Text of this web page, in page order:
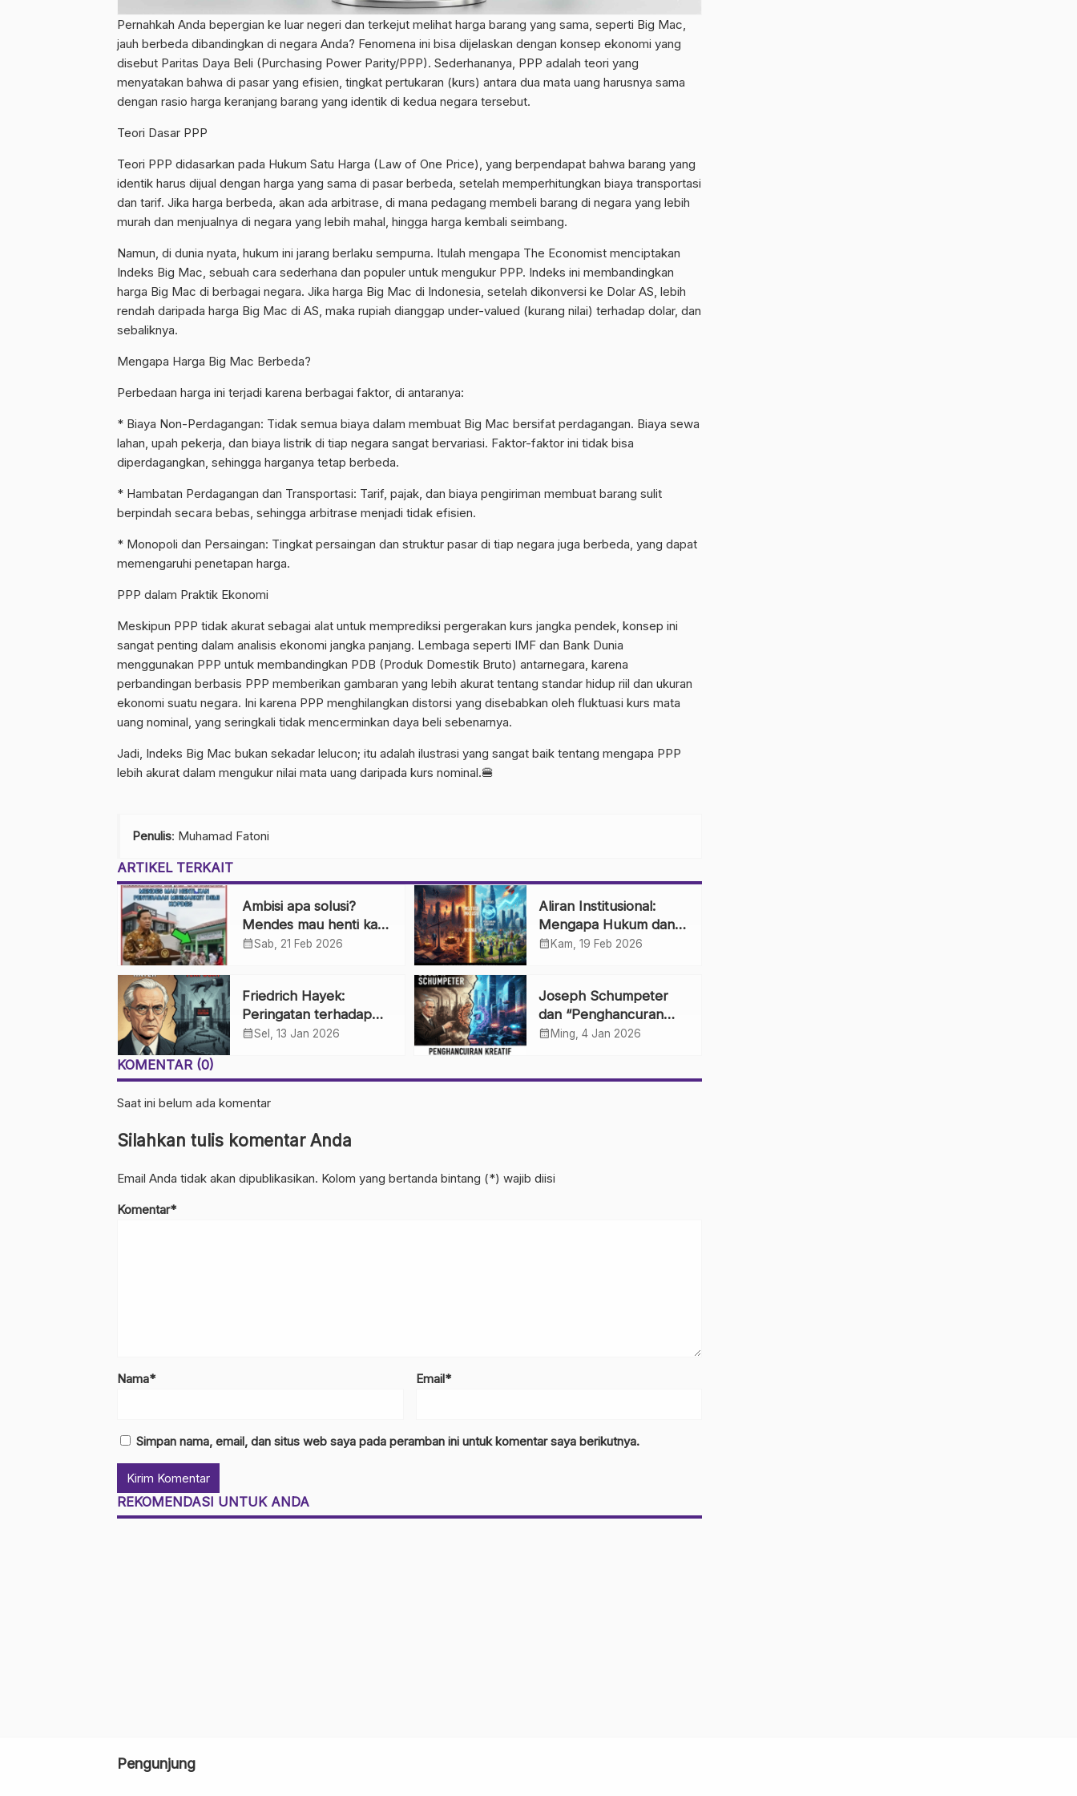
Pernahkah Anda bepergian ke luar negeri dan terkejut melihat harga barang yang sama, seperti Big Mac,
jauh berbeda dibandingkan di negara Anda? Fenomena ini bisa dijelaskan dengan konsep ekonomi yang
disebut Paritas Daya Beli (Purchasing Power Parity/PPP). Sederhananya, PPP adalah teori yang
menyatakan bahwa di pasar yang efisien, tingkat pertukaran (kurs) antara dua mata uang harusnya sama
dengan rasio harga keranjang barang yang identik di kedua negara tersebut.
Teori Dasar PPP
Teori PPP didasarkan pada Hukum Satu Harga (Law of One Price), yang berpendapat bahwa barang yang
identik harus dijual dengan harga yang sama di pasar berbeda, setelah memperhitungkan biaya transportasi
dan tarif. Jika harga berbeda, akan ada arbitrase, di mana pedagang membeli barang di negara yang lebih
murah dan menjualnya di negara yang lebih mahal, hingga harga kembali seimbang.
Namun, di dunia nyata, hukum ini jarang berlaku sempurna. Itulah mengapa The Economist menciptakan
Indeks Big Mac, sebuah cara sederhana dan populer untuk mengukur PPP. Indeks ini membandingkan
harga Big Mac di berbagai negara. Jika harga Big Mac di Indonesia, setelah dikonversi ke Dolar AS, lebih
rendah daripada harga Big Mac di AS, maka rupiah dianggap under-valued (kurang nilai) terhadap dolar, dan
sebaliknya.
Mengapa Harga Big Mac Berbeda?
Perbedaan harga ini terjadi karena berbagai faktor, di antaranya:
* Biaya Non-Perdagangan: Tidak semua biaya dalam membuat Big Mac bersifat perdagangan. Biaya sewa
lahan, upah pekerja, dan biaya listrik di tiap negara sangat bervariasi. Faktor-faktor ini tidak bisa
diperdagangkan, sehingga harganya tetap berbeda.
* Hambatan Perdagangan dan Transportasi: Tarif, pajak, dan biaya pengiriman membuat barang sulit
berpindah secara bebas, sehingga arbitrase menjadi tidak efisien.
* Monopoli dan Persaingan: Tingkat persaingan dan struktur pasar di tiap negara juga berbeda, yang dapat
memengaruhi penetapan harga.
PPP dalam Praktik Ekonomi
Meskipun PPP tidak akurat sebagai alat untuk memprediksi pergerakan kurs jangka pendek, konsep ini
sangat penting dalam analisis ekonomi jangka panjang. Lembaga seperti IMF dan Bank Dunia
menggunakan PPP untuk membandingkan PDB (Produk Domestik Bruto) antarnegara, karena
perbandingan berbasis PPP memberikan gambaran yang lebih akurat tentang standar hidup riil dan ukuran
ekonomi suatu negara. Ini karena PPP menghilangkan distorsi yang disebabkan oleh fluktuasi kurs mata
uang nominal, yang seringkali tidak mencerminkan daya beli sebenarnya.
Jadi, Indeks Big Mac bukan sekadar lelucon; itu adalah ilustrasi yang sangat baik tentang mengapa PPP
lebih akurat dalam mengukur nilai mata uang daripada kurs nominal.🍔
Penulis: Muhamad Fatoni
ARTIKEL TERKAIT
Ambisi apa solusi?
Mendes mau henti kan
penyebaran minimarket
calendar_monthSab, 21 Feb 2026
Aliran Institusional:
Mengapa Hukum dan
Norma Adalah Kunci
calendar_month Kam, 19 Feb 2026
Friedrich Hayek:
Peringatan terhadap
Ekonomi Terpusat dan
calendar_monthSel, 13 Jan 2026
Joseph Schumpeter
dan “Penghancuran
Kreatif”: Mesin Utama
calendar_month Ming, 4 Jan 2026
KOMENTAR (0)
Saat ini belum ada komentar
Silahkan tulis komentar Anda
Email Anda tidak akan dipublikasikan. Kolom yang bertanda bintang (*) wajib diisi
Komentar*
Nama* Email*
Simpan nama, email, dan situs web saya pada peramban ini untuk komentar saya berikutnya.
REKOMENDASI UNTUK ANDA
Pengunjung